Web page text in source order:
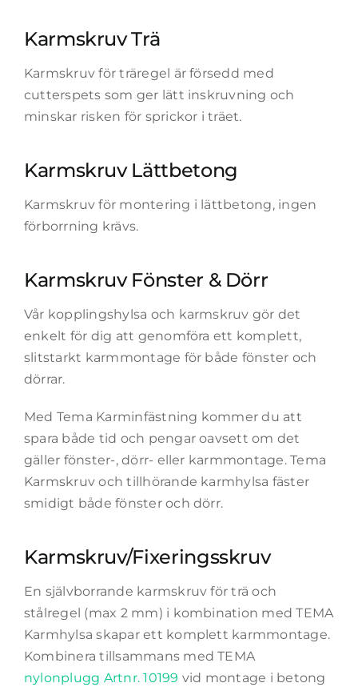
Karmskruv Trä
Karmskruv för träregel är försedd med
cutterspets som ger lätt inskruvning och
minskar risken för sprickor i träet.
Karmskruv Lättbetong
Karmskruv för montering i lättbetong, ingen
förborrning krävs.
Karmskruv Fönster & Dörr
Vår kopplingshylsa och karmskruv gör det
enkelt för dig att genomföra ett komplett,
slitstarkt karmmontage för både fönster och
dörrar.
Med Tema Karminfästning kommer du att
spara både tid och pengar oavsett om det
gäller fönster-, dörr- eller karmmontage. Tema
Karmskruv och tillhörande karmhylsa fäster
smidigt både fönster och dörr.
Karmskruv/Fixeringsskruv
En självborrande karmskruv för trä och
stålregel (max 2 mm) i kombination med TEMA
Karmhylsa skapar ett komplett karmmontage.
Kombinera tillsammans med TEMA
nylonplugg Artnr. 10199 vid montage i betong